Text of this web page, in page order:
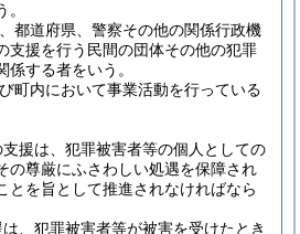
都道府県、警察その他の関係行政機
支援を行う民間の団体その他の犯罪
する者をいう。
町内において事業活動を行っている
援は、犯罪被害者等の個人としての
の尊厳にふさわしい処遇を保障され
とを旨として推進されなければなら
、犯罪被害者等が被害を受けたとき